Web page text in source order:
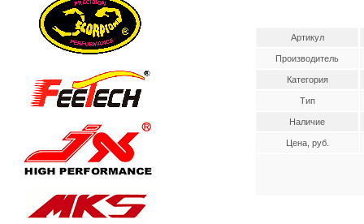
Артикул
Производитель
Категория
Тип
Наличие
Цена, руб.